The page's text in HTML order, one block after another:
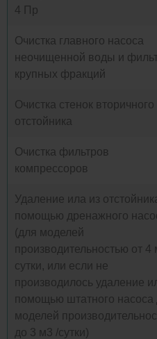
4 Пр
Очистка главного насоса
неочищенной воды и
крупных фракций
Очистка стенок вторичного
отстойника
Очистка фильтров
компрессоров
Удаление ила из
помощью дренажного
(для моделей
производительностью от 4
сутки, или если не
производилось удаление
помощью штатного насоса
моделей
до 3 м3 /сутки)